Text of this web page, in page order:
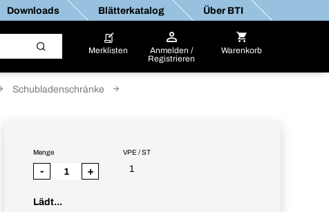
Downloads Blätterkatalog Über BTI
Merklisten
Anmelden /
Registrieren
Warenkorb
Schubladenschränke
VPE / ST
1
Menge
- +
Lädt...